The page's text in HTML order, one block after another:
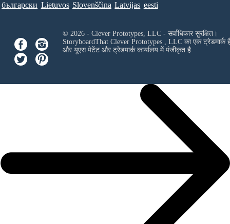
български Lietuvos Slovenščina Latvijas eesti
© 2026 - Clever Prototypes, LLC - सर्वाधिकार सुरक्षित।
StoryboardThat Clever Prototypes , LLCका एक ट्रेडमार्क
और यूएस पेटेंट और ट्रेडमार्क कार्यालय में पंजीकृत है